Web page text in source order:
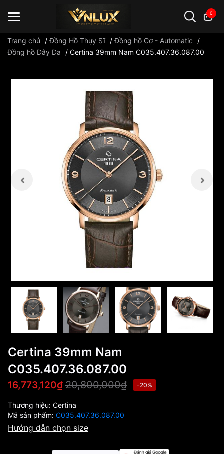
0
Trang chủ /Đồng Hồ Thụy Sĩ /Đồng hồ Cơ - Automatic
/
Đồng hồ Dây Da
/ Certina 39mm Nam C035.407.36.087.00
Certina 39mm Nam
C035.407.36.087.00
16,773,120₫ 20,800,000₫ -20%
Thương hiệu: Certina
Mã sản phẩm: C035.407.36.087.00
Hướng dẫn chọn size